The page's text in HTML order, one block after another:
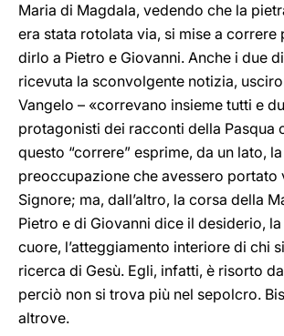
Maria di Magdala, vedendo che la
era stata rotolata via, si mise a correre
dirlo a Pietro e Giovanni. Anche i due
ricevuta la sconvolgente notizia,
Vangelo – «correvano insieme tutti e
protagonisti dei racconti della Pasqua
questo “correre” esprime, da un lato, la
preoccupazione che avessero portato
Signore; ma, dall’altro, la corsa della
Pietro e di Giovanni dice il desiderio,
cuore, l’atteggiamento interiore di chi
ricerca di Gesù. Egli, infatti, è risorto
perciò non si trova più nel sepolcro.
altrove.